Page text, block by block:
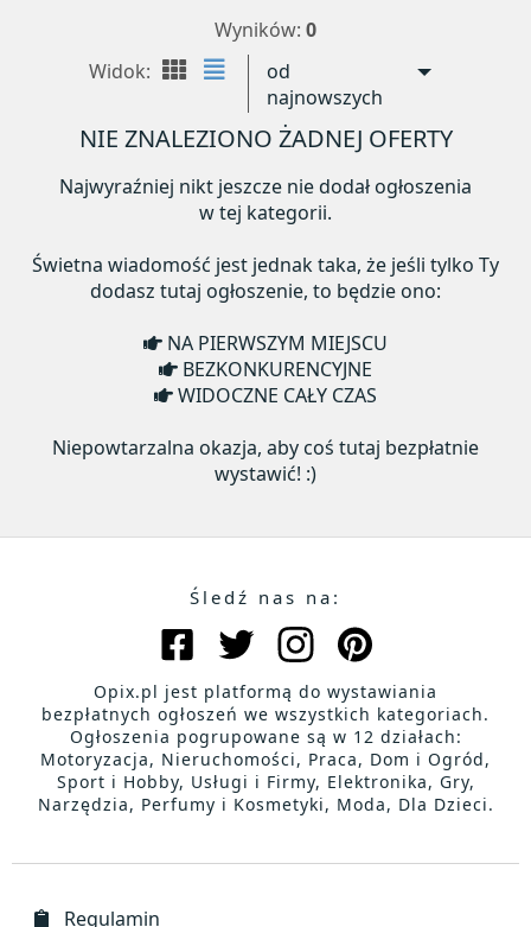
Wyników: 0
Widok:
od
najnowszych
NIE ZNALEZIONO ŻADNEJ OFERTY
Najwyraźniej nikt jeszcze nie dodał ogłoszenia
w tej kategorii.
Świetna wiadomość jest jednak taka, że jeśli tylko Ty
dodasz tutaj ogłoszenie, to będzie ono:
NA PIERWSZYM MIEJSCU
BEZKONKURENCYJNE
WIDOCZNE CAŁY CZAS
Niepowtarzalna okazja, aby coś tutaj bezpłatnie
wystawić! :)
Śledź nas na:
Opix.pl jest platformą do wystawiania
bezpłatnych ogłoszeń we wszystkich kategoriach.
Ogłoszenia pogrupowane są w 12 działach:
Motoryzacja, Nieruchomości, Praca, Dom i Ogród,
Sport i Hobby, Usługi i Firmy, Elektronika, Gry,
Narzędzia, Perfumy i Kosmetyki, Moda, Dla Dzieci.
Regulamin